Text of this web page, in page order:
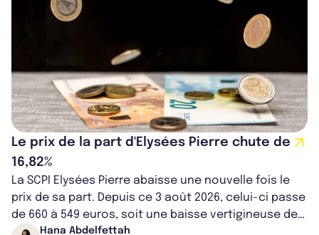
Le prix de la part d'Elysées Pierre chute de
16,82%
La SCPI Elysées Pierre abaisse une nouvelle fois le
prix de sa part. Depuis ce 3 août 2026, celui-ci passe
de 660 à 549 euros, soit une baisse vertigineuse de
16,82%. Cette nouvell...
Hana Abdelfettah